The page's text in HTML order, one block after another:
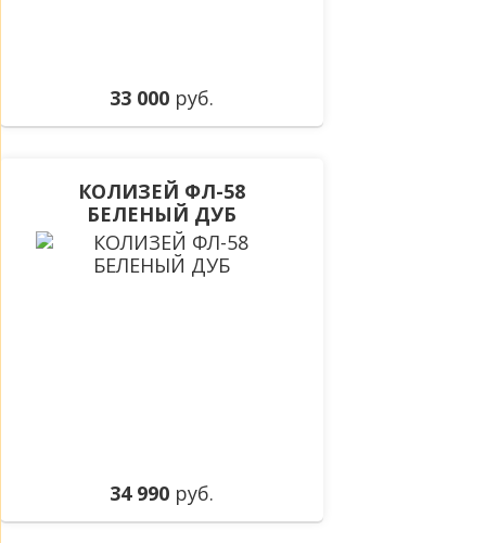
33 000 руб.
КОЛИЗЕЙ ФЛ-58
БЕЛЕНЫЙ ДУБ
34 990 руб.